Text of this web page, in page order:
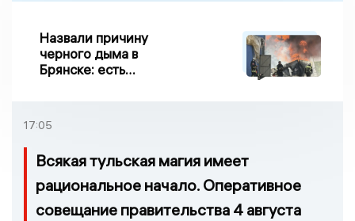
Назвали причину
черного дыма в
Брянске: есть
17:05
Всякая тульская магия имеет
рациональное начало. Оперативное
совещание правительства 4 августа